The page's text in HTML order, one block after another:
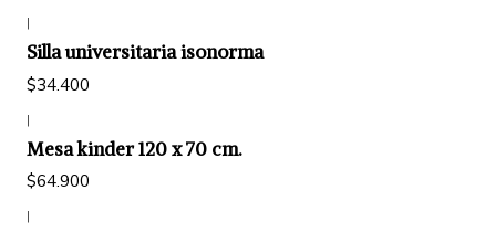
|
Silla universitaria isonorma
$34.400
|
Mesa kinder 120 x 70 cm.
$64.900
|